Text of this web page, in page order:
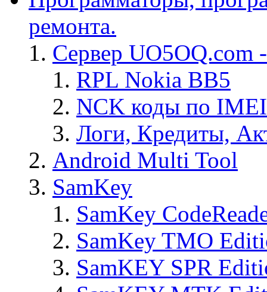
ремонта.
Сервер
RPL Nokia BB5
NCK коды по IMEI
Логи, Кредиты,
Android Multi Tool
SamKey
SamKey
SamKey TMO
SamKEY SPR